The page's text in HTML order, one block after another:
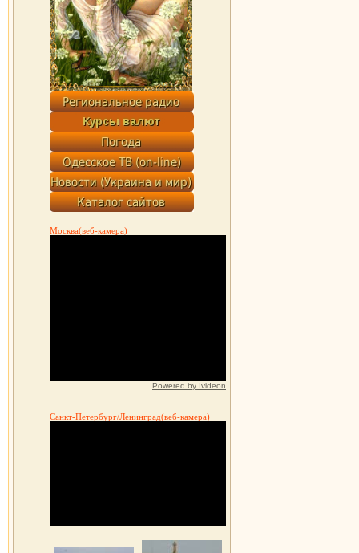
Москва(веб-камера)
Powered by Ivideon
Санкт-Петербург/Ленинград(веб-камера)